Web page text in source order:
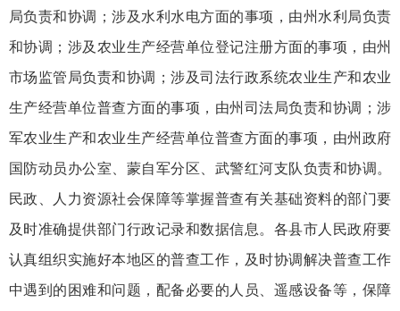
局负责和协调；涉及水利水电方面的事项，由州水利局负责
和协调；涉及农业生产经营单位登记注册方面的事项，由州
市场监管局负责和协调；涉及司法行政系统农业生产和农业
生产经营单位普查方面的事项，由州司法局负责和协调；涉
军农业生产和农业生产经营单位普查方面的事项，由州政府
国防动员办公室、蒙自军分区、武警红河支队负责和协调。
民政、人力资源社会保障等掌握普查有关基础资料的部门要
及时准确提供部门行政记录和数据信息。各县市人民政府要
认真组织实施好本地区的普查工作，及时协调解决普查工作
中遇到的困难和问题，配备必要的人员、遥感设备等，保障